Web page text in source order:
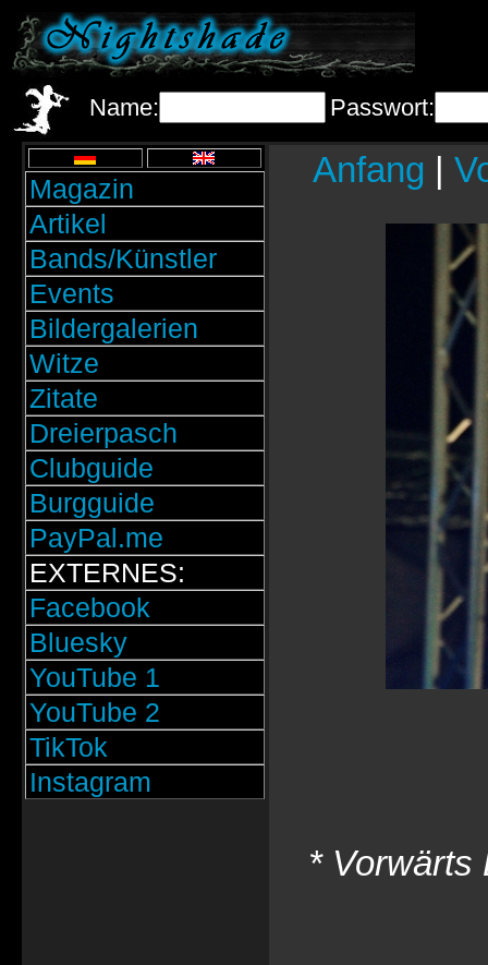
Name: Passwort:
Magazin
Artikel
Bands/Künstler
Events
Bildergalerien
Witze
Zitate
Dreierpasch
Clubguide
Burgguide
PayPal.me
EXTERNES:
Facebook
Bluesky
YouTube 1
YouTube 2
TikTok
Instagram
Anfang |
* Vorwärts